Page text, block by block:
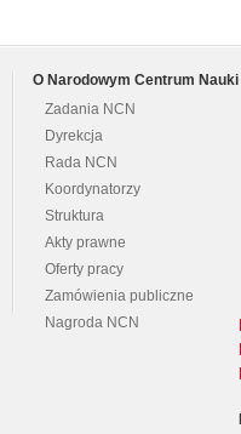
O Narodowym Centrum Nauki
Zadania NCN
Dyrekcja
Rada NCN
Koordynatorzy
Struktura
Akty prawne
Oferty pracy
Zamówienia publiczne
Nagroda NCN